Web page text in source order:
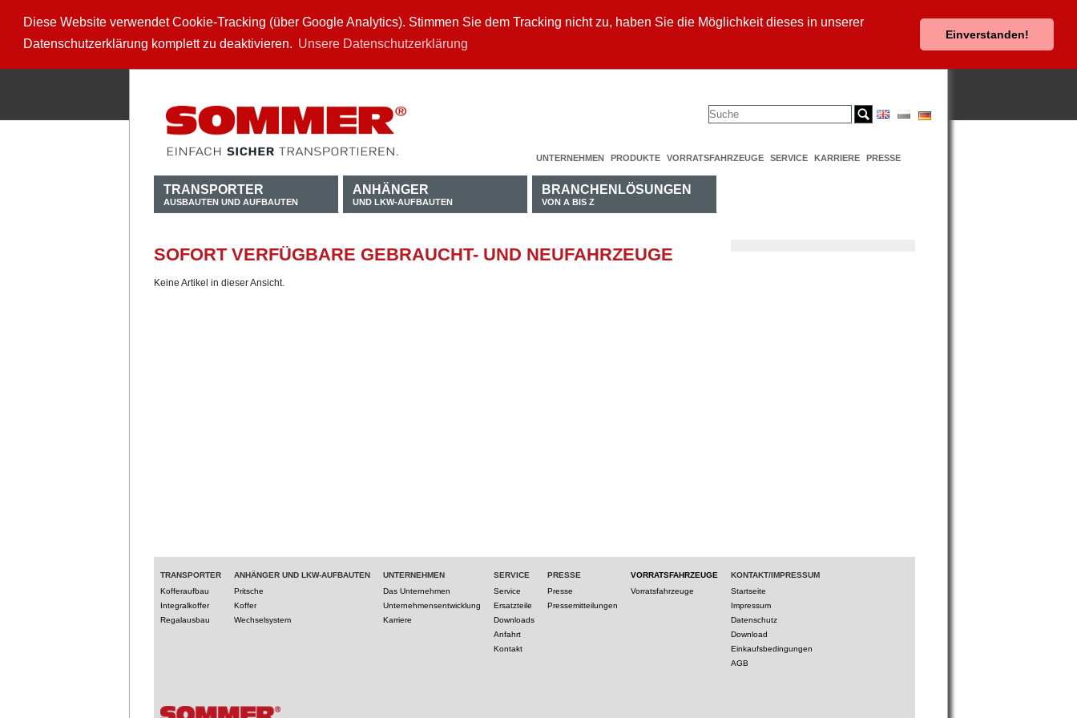
Diese Website verwendet Cookie-Tracking (über Google Analytics). Stimmen Sie dem Tracking nicht zu, haben Sie die Möglichkeit dieses in unserer
Datenschutzerklärung komplett zu deaktivieren. Unsere Datenschutzerklärung
Einverstanden!
UNTERNEHMEN PRODUKTE VORRATSFAHRZEUGE SERVICE KARRIERE PRESSE
TRANSPORTER
AUSBAUTEN UND AUFBAUTEN
ANHÄNGER
UND LKW-AUFBAUTEN
BRANCHENLÖSUNGEN
VON A BIS Z
SOFORT VERFÜGBARE GEBRAUCHT- UND NEUFAHRZEUGE
Keine Artikel in dieser Ansicht.
TRANSPORTER
Kofferaufbau
Integralkoffer
Regalausbau
ANHÄNGER UND LKW-AUFBAUTEN
Pritsche
Koffer
Wechselsystem
UNTERNEHMEN
Das Unternehmen
Unternehmensentwicklung
Karriere
SERVICE
Service
Ersatzteile
Downloads
Anfahrt
Kontakt
PRESSE
Presse
Pressemitteilungen
VORRATSFAHRZEUGE
Vorratsfahrzeuge
KONTAKT/IMPRESSUM
Startseite
Impressum
Datenschutz
Download
Einkaufsbedingungen
AGB